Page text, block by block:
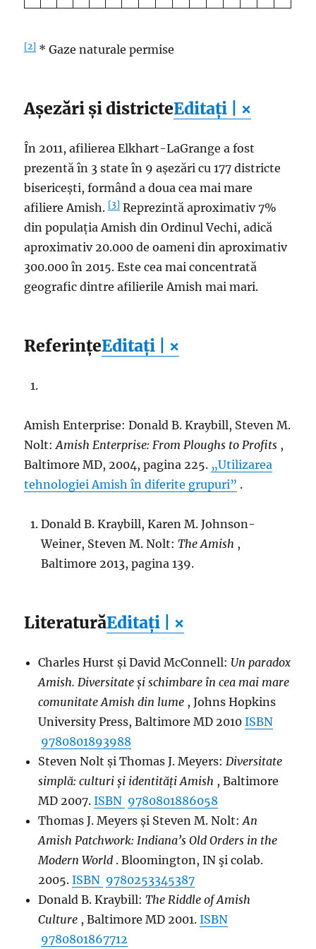
[2] * Gaze naturale permise
Așezări și districteEditați | ×
În 2011, afilierea Elkhart-LaGrange a fost
prezentă în 3 state în 9 așezări cu 177 districte
bisericești, formând a doua cea mai mare
afiliere Amish.[3] Reprezintă aproximativ 7%
din populația Amish din Ordinul Vechi, adică
aproximativ 20.000 de oameni din aproximativ
300.000 în 2015. Este cea mai concentrată
geografic dintre afilierile Amish mai mari.
ReferințeEditați | ×
Amish Enterprise: Donald B. Kraybill, Steven M.
Nolt: Amish Enterprise: From Ploughs to Profits ,
Baltimore MD, 2004, pagina 225. „Utilizarea
tehnologiei Amish în diferite grupuri” .
Donald B. Kraybill, Karen M. Johnson-
Weiner, Steven M. Nolt: The Amish ,
Baltimore 2013, pagina 139.
LiteraturăEditați | ×
Charles Hurst și David McConnell: Un paradox
Amish. Diversitate și schimbare în cea mai mare
comunitate Amish din lume , Johns Hopkins
University Press, Baltimore MD 2010ISBN
9780801893988
Steven Nolt și Thomas J. Meyers:Diversitate
simplă: culturi și identități Amish , Baltimore
MD 2007.ISBN 9780801886058
Thomas J. Meyers și Steven M. Nolt:An
Amish Patchwork: Indiana’s Old Orders in the
Modern World . Bloomington, IN şi colab.
2005.ISBN 9780253345387
Donald B. Kraybill:The Riddle of Amish
Culture , Baltimore MD 2001.ISBN
9780801867712